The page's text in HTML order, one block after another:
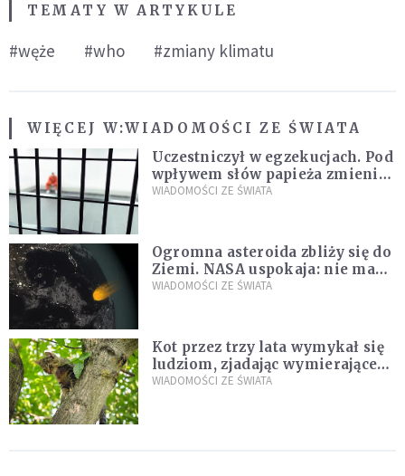
TEMATY W ARTYKULE
#węże #who #zmiany klimatu
WIĘCEJ W:WIADOMOŚCI ZE ŚWIATA
Uczestniczył w egzekucjach. Pod
wpływem słów papieża zmienił
zdanie
WIADOMOŚCI ZE ŚWIATA
Ogromna asteroida zbliży się do
Ziemi. NASA uspokaja: nie ma
zagrożenia
WIADOMOŚCI ZE ŚWIATA
Kot przez trzy lata wymykał się
ludziom, zjadając wymierające
kaczki. W końcu popełnił
WIADOMOŚCI ZE ŚWIATA